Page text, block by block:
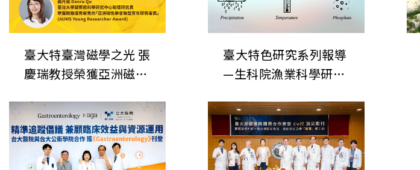
臺大特臺灣磁學之光 張
慶瑞教授榮獲亞洲磁學
「AUMS Award」色研
究系列報導—生科院漁
業科學研究所揭開生態
臺大特色研究系列報導
—生科院漁業科學研究
的關鍵機制